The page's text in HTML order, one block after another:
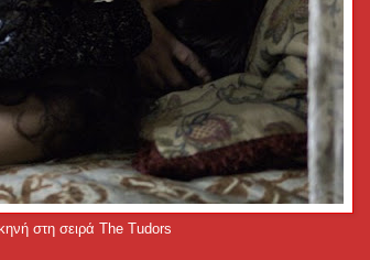
στη σειρά The Tudors